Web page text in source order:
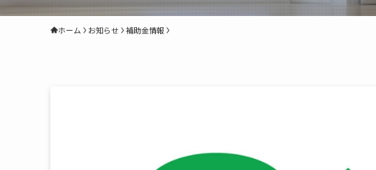
ホーム お知らせ 補助金情報